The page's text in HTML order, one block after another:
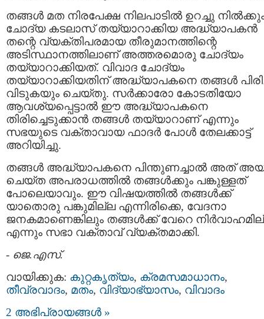
തങ്ങള്‍ മത നിരപേക്ഷ നിലപാടില്‍ ഉറച്ചു
ചോദ്യ കടലാസ് തയ്യാറാക്കിയ അദ്ധ്യാപകന്‍
തന്റെ വ്യക്തിപരമായ തീരുമാനത്തിന്റെ
അടിസ്ഥാനത്തിലാണ് അത്തരമൊരു ചോദ്യം
തയ്യാറാക്കിയത്. വിവാദ ചോദ്യം
തയ്യാറാക്കിയതിന് അദ്ധ്യാപകനെ തങ്ങള്‍
വിടുകയും ചെയ്തു. സര്‍ക്കാരോ കോടതിയോ
ആവശ്യപ്പെട്ടാല്‍ ഈ അദ്ധ്യാപകനെ
തിരിച്ചെടുക്കാന്‍ തങ്ങള്‍ തയ്യാറാണ് എന്നും
സഭയുടെ വക്താവായ ഫാദര്‍ പോള്‍ തേലക്കാട്ട്
അറിയിച്ചു.
തങ്ങള്‍ അദ്ധ്യാപകനെ പിന്തുണച്ചാല്‍ അത്
ചെയ്ത അപരാധത്തില്‍ തങ്ങള്‍ക്കും പങ്കുള്ളത്
പോലെയാവും. ഈ വിഷയത്തില്‍ തങ്ങള്‍ക്ക്
യാതൊരു പങ്കുമില്ല എന്നിരിക്കെ, വേദനാ
ജനകമാണെങ്കിലും തങ്ങള്‍ക്ക് വേറെ
എന്നും സഭാ വക്താവ്‌ വ്യക്തമാക്കി.
- ജെ.എസ്.
വായിക്കുക: കുറ്റകൃത്യം, ക്രമസമാധാനം,
തീവ്രവാദം, മതം, വിദ്യാഭ്യാസം, വിവാദം
2 അഭിപ്രായങ്ങള്‍ »